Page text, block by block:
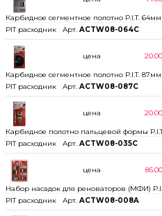
Карбидное сегментное полотно P.I.T. 64мм
PIT расходник
Арт. ACTW08-064C
Карбидное сегментное полотно P.I.T. 87мм
PIT расходник
Арт. ACTW08-087C
цена 20.00
Карбидное полотно пальцевой формы
PIT расходник
Арт. ACTW08-035C
цена 20.00
Набор насадок для реноваторов (МФИ)
PIT расходник
Арт. ACTW08-008A
цена 85.00